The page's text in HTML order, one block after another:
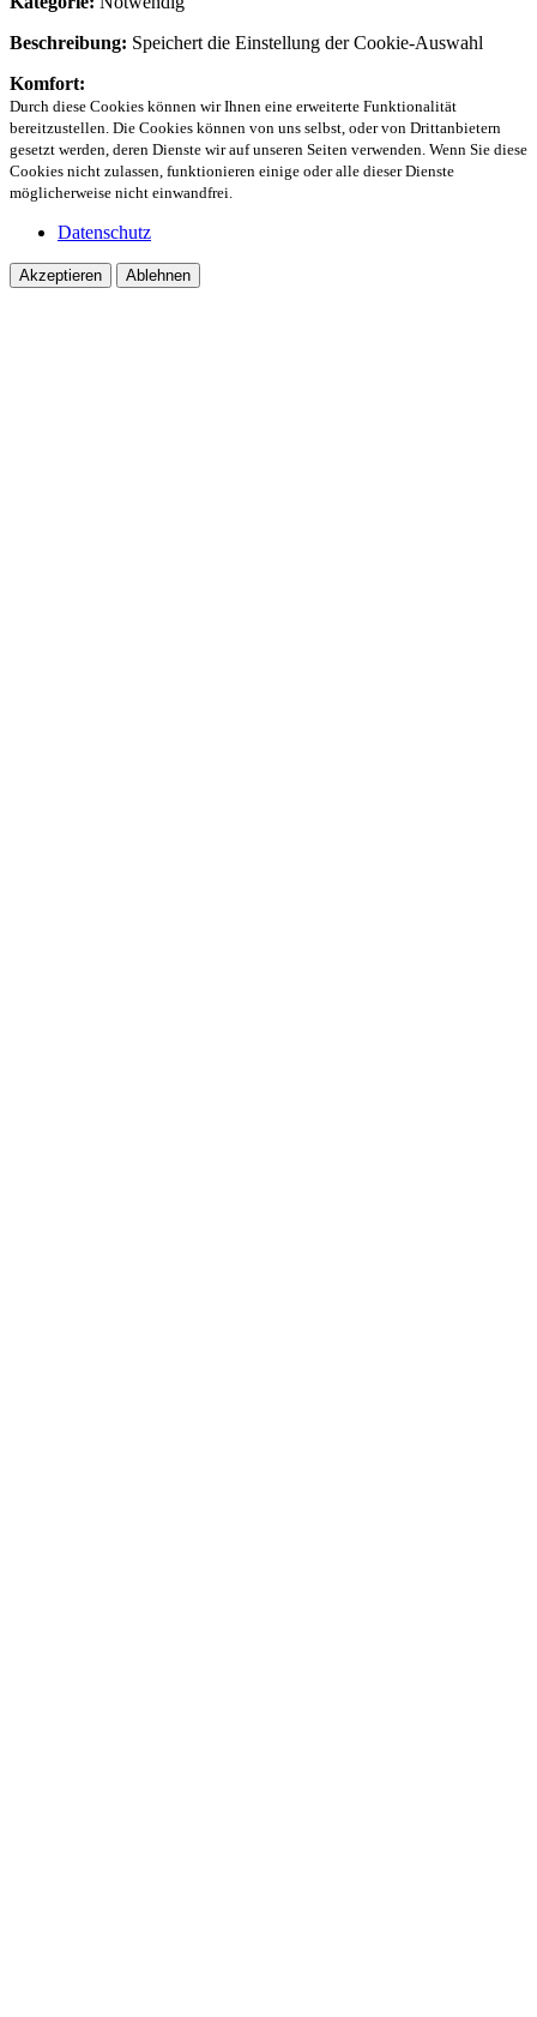
Beschreibung: Speichert die Einstellung der Cookie-Auswahl
Komfort:
Durch diese Cookies können wir Ihnen eine erweiterte Funktionalität
bereitzustellen. Die Cookies können von uns selbst, oder von Drittanbietern
gesetzt werden, deren Dienste wir auf unseren Seiten verwenden. Wenn Sie diese
Cookies nicht zulassen, funktionieren einige oder alle dieser Dienste
möglicherweise nicht einwandfrei.
Datenschutz
Akzeptieren Ablehnen